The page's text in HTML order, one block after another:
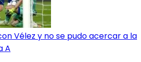
Vélez y no se pudo acercar a la
A